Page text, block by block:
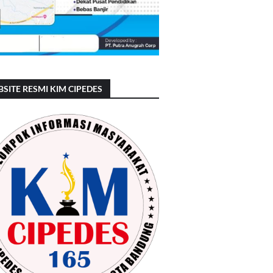
RESMI KIM CIPEDES